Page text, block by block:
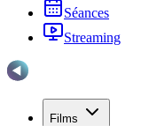
Séances
Streaming
Films